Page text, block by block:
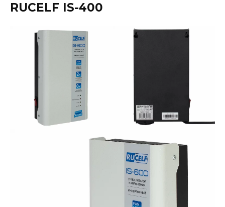
RUCELF IS-400